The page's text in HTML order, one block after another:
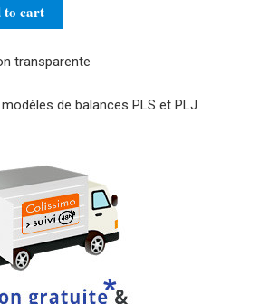
to cart
transparente
de balances PLS et PLJ